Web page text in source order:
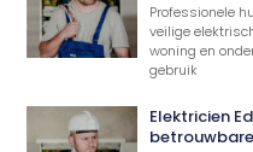
Professionele
veilige
woning en
gebruik
Elektricien